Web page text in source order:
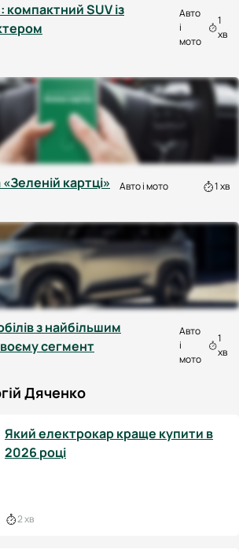
SUV із
Авто
і
мото
1
хв
картці» Авто і мото 1 хв
з найбільшим
сегмент
Авто
і
мото
1
хв
Дяченко
Який електрокар краще купити в
2026 році
2 хв